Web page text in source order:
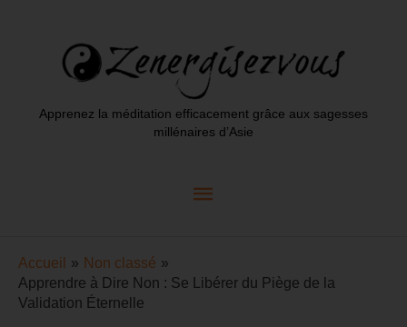
Apprenez la méditation efficacement grâce aux sagesses
millénaires d’Asie
Menu
Accueil
Non classé
Apprendre à Dire Non : Se Libérer du Piège de la
Validation Éternelle